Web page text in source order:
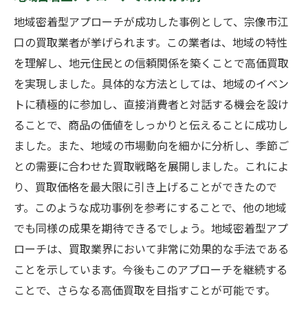
地域密着型アプローチが成功した事例として、宗像市江
口の買取業者が挙げられます。この業者は、地域の特性
を理解し、地元住民との信頼関係を築くことで高価買取
を実現しました。具体的な方法としては、地域のイベン
トに積極的に参加し、直接消費者と対話する機会を設け
ることで、商品の価値をしっかりと伝えることに成功し
ました。また、地域の市場動向を細かに分析し、季節ご
との需要に合わせた買取戦略を展開しました。これによ
り、買取価格を最大限に引き上げることができたので
す。このような成功事例を参考にすることで、他の地域
でも同様の成果を期待できるでしょう。地域密着型アプ
ローチは、買取業界において非常に効果的な手法である
ことを示しています。今後もこのアプローチを継続する
ことで、さらなる高価買取を目指すことが可能です。